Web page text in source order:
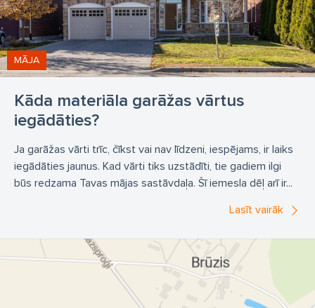
Kāda materiāla garāžas vārtus
iegādāties?
MĀJA
Ja garāžas vārti trīc, čīkst vai nav līdzeni, iespējams, ir laiks
iegādāties jaunus. Kad vārti tiks uzstādīti, tie gadiem ilgi
būs redzama Tavas mājas sastāvdaļa. Šī iemesla dēļ arī ir...
Lasīt vairāk